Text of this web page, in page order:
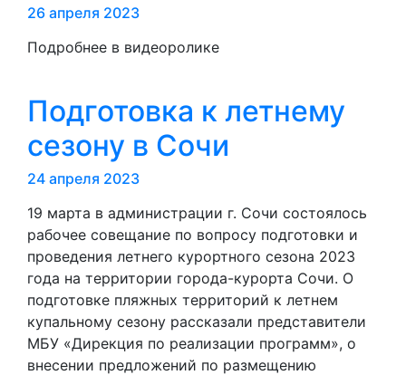
26 апреля 2023
Подробнее в видеоролике
Подготовка к летнему
сезону в Сочи
24 апреля 2023
19 марта в администрации г. Сочи состоялось
рабочее совещание по вопросу подготовки и
проведения летнего курортного сезона 2023
года на территории города-курорта Сочи. О
подготовке пляжных территорий к летнем
купальному сезону рассказали представители
МБУ «Дирекция по реализации программ», о
внесении предложений по размещению